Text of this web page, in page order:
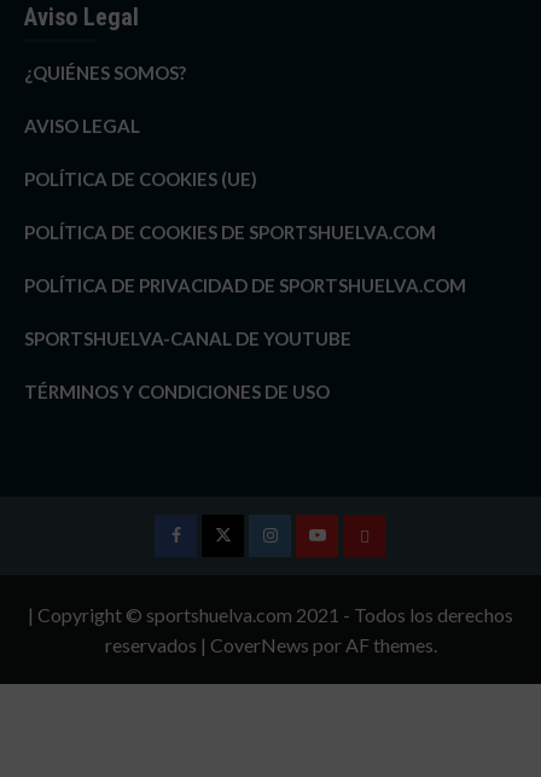
Aviso Legal
¿QUIÉNES SOMOS?
AVISO LEGAL
POLÍTICA DE COOKIES (UE)
POLÍTICA DE COOKIES DE SPORTSHUELVA.COM
POLÍTICA DE PRIVACIDAD DE SPORTSHUELVA.COM
SPORTSHUELVA-CANAL DE YOUTUBE
TÉRMINOS Y CONDICIONES DE USO
InstagramYoutubeTÉRMINOS
CONDICIONES
| Copyright © sportshuelva.com 2021 - Todos los derechos
reservados | CoverNews por AF themes.